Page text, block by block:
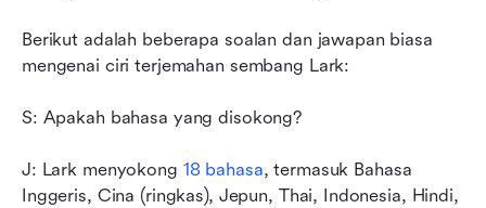
Berikut adalah beberapa soalan dan jawapan biasa
mengenai ciri terjemahan sembang Lark:
S: Apakah bahasa yang disokong?
J: Lark menyokong 18 bahasa, termasuk Bahasa
Inggeris, Cina (ringkas), Jepun, Thai, Indonesia, Hindi,